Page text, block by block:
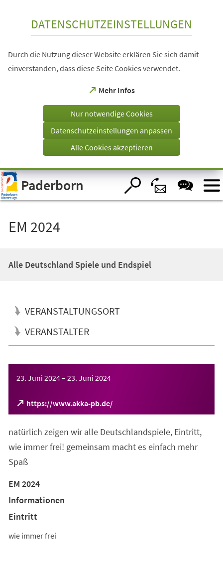
Visuelle
Assistenzsoftware
öffnen.
DATENSCHUTZEINSTELLUNGEN
Durch die Nutzung dieser Website erklären Sie sich damit
einverstanden, dass diese Seite Cookies verwendet.
Mehr Infos
(Öffnet
einem
Tab)
Nur notwendige Cookies
Datenschutzeinstellungen anpassen
Alle Cookies akzeptieren
Paderborn
EM 2024
Alle Deutschland Spiele und Endspiel
VERANSTALTUNGSORT
VERANSTALTER
23. Juni 2024– 23. Juni 2024
https://www.akka-pb.de/
(Öffnet
in
neuen
Tab)
natürlich zeigen wir alle Deutschlandspiele, Eintritt,
wie immer frei! gemeinsam macht es einfach mehr
Spaß
EM 2024
Informationen
Eintritt
wie immer frei